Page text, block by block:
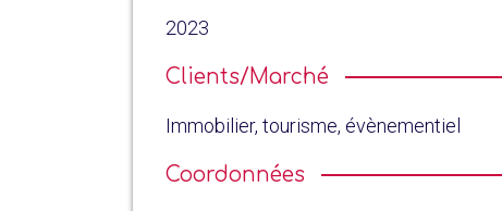
2023
Clients/Marché
Immobilier, tourisme, évènementiel
Coordonnées